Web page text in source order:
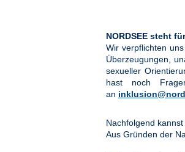
NORDSEE steht
Wir verpflichten
Überzeugungen,
sexueller
hast noch
an
Nachfolgend
Aus Gründen der